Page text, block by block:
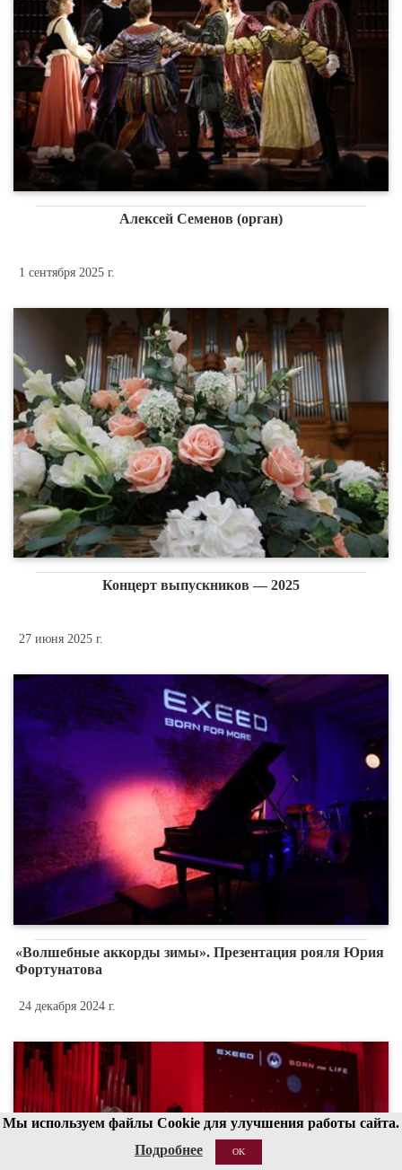
Алексей Семенов (орган)
1 сентября 2025 г.
Концерт выпускников — 2025
27 июня 2025 г.
«Волшебные аккорды зимы». Презентация рояля Юрия
Фортунатова
24 декабря 2024 г.
Мы используем файлы Cookie для улучшения работы сайта.
Подробнее
OK